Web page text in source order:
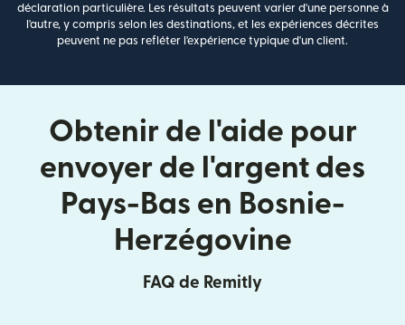
déclaration particulière. Les résultats peuvent varier d'une personne à
l'autre, y compris selon les destinations, et les expériences décrites
peuvent ne pas refléter l'expérience typique d'un client.
Obtenir de l'aide pour
envoyer de l'argent des
Pays-Bas en Bosnie-
Herzégovine
FAQ de Remitly